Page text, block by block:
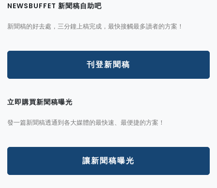
NEWSBUFFET 新聞稿自助吧
新聞稿的好去處，三分鐘上稿完成，最快接觸最多讀者的方案！
刊登新聞稿
立即購買新聞稿曝光
發一篇新聞稿透通到各大媒體的最快速、最便捷的方案！
讓新聞稿曝光